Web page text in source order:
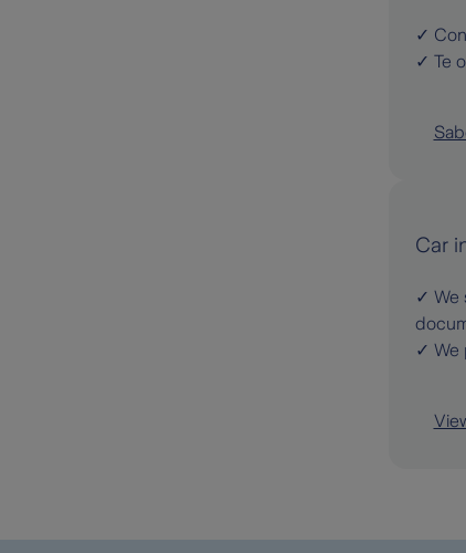
✓
✓ Te
Car
✓ We
✓ We